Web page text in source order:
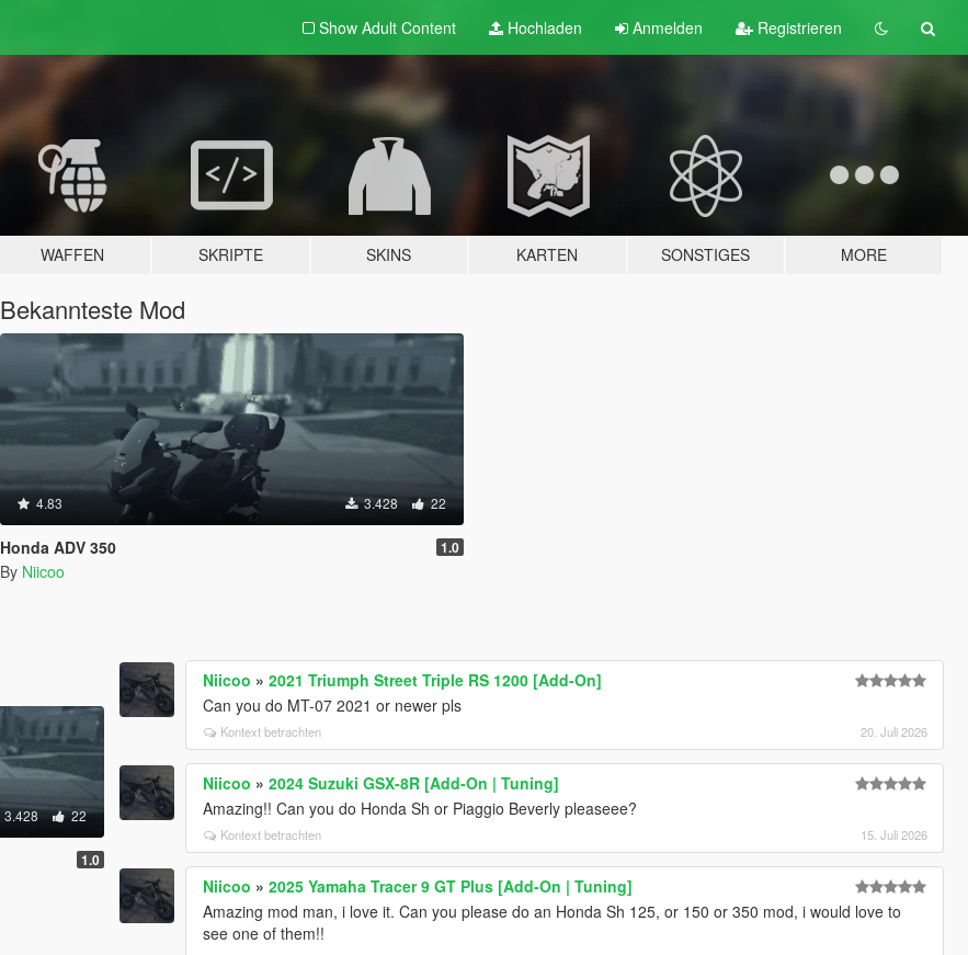
Show Adult Content Hochladen Anmelden Registrieren
WAFFEN SKRIPTE SKINS KARTEN SONSTIGES MORE
Bekannteste Mod
4.83 3.428 22
Honda ADV 350 1.0
By Niicoo
3.428 22
1.0
Niicoo »2021 Triumph Street Triple RS 1200 [Add-On]
Can you do MT-07 2021 or newer pls
Kontext betrachten 20. Juli 2026
Niicoo »2024 Suzuki GSX-8R [Add-On | Tuning]
Amazing!! Can you do Honda Sh or Piaggio Beverly pleaseee?
Kontext betrachten 15. Juli 2026
Niicoo »2025 Yamaha Tracer 9 GT Plus [Add-On | Tuning]
Amazing mod man, i love it. Can you please do an Honda Sh 125, or 150 or 350 mod, i would love to
see one of them!!